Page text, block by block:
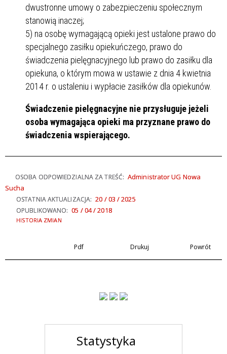
Statystyka
dwustronne umowy o zabezpieczeniu społecznym
stanowią inaczej;
5) na osobę wymagającą opieki jest ustalone prawo do
specjalnego zasiłku opiekuńczego, prawo do
świadczenia pielęgnacyjnego lub prawo do zasiłku dla
opiekuna, o którym mowa w ustawie z dnia 4 kwietnia
2014 r. o ustaleniu i wypłacie zasiłków dla opiekunów.
Świadczenie pielęgnacyjne nie przysługuje jeżeli
osoba wymagająca opieki ma przyznane prawo do
świadczenia wspierającego.
OSOBA ODPOWIEDZIALNA ZA TREŚĆ: Administrator UG Nowa
Sucha
OSTATNIA AKTUALIZACJA: 20 / 03 / 2025
OPUBLIKOWANO: 05 / 04 / 2018
HISTORIA ZMIAN
Pdf Drukuj Powrót